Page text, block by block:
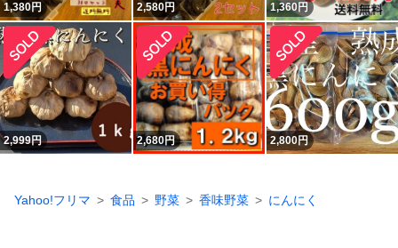
1,380円 2,580円 1,360円
2,999円 2,680円 2,800円
Yahoo!フリマ 食品 野菜 香味野菜 にんにく